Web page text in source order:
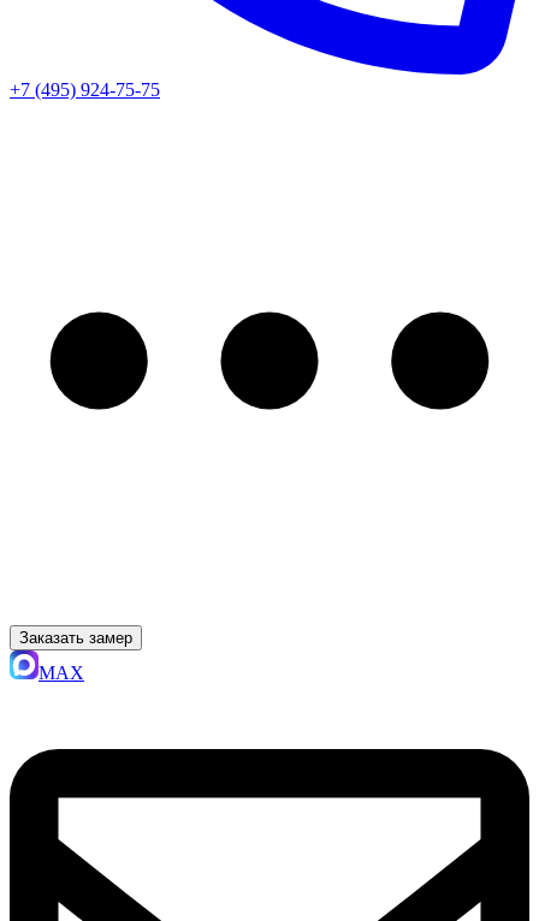
+7 (495) 924-75-75
Заказать замер
MAX